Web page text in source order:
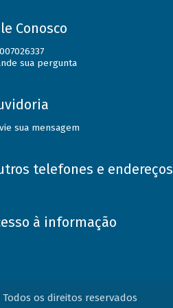
Conosco
sua pergunta
sua mensagem
telefones e endereços
à informação
Todos os direitos reservados